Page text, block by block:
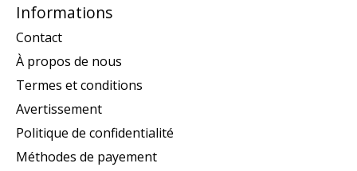
Informations
Contact
À propos de nous
Termes et conditions
Avertissement
Politique de confidentialité
Méthodes de payement